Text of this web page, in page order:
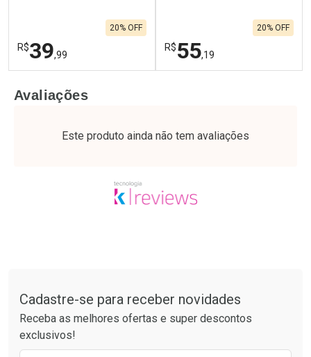
R$39,99
20% OFF
Laboratório
Ativar Desconto
Comprar sem Desconto
Por Menos
Comprar sem Desconto
Por R$ 39,99/cada
R$55,19
20% OFF
Laboratório
Ativar Desconto
Comprar sem Desconto
Por Menos
Comprar sem Desconto
Avaliações
Este produto ainda não tem avaliações
Cadastre-se para receber novidades
Receba as melhores ofertas e super descontos
exclusivos!